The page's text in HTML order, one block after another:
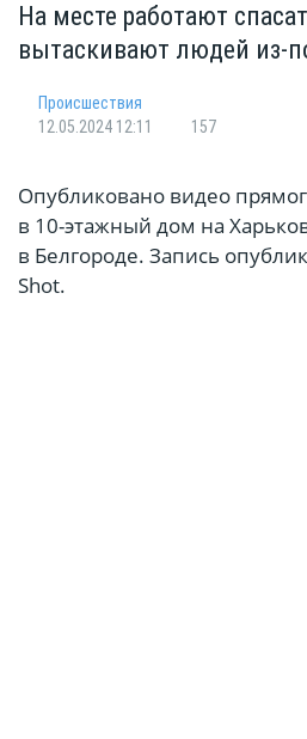
На месте работают
вытаскивают людей из-
Происшествия
12.05.2024 12:11
157
Опубликовано видео
в 10-этажный дом на
в Белгороде. Запись
Shot.